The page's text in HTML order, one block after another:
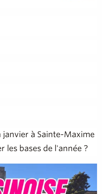
à Sainte-Maxime
les bases de l'année ?